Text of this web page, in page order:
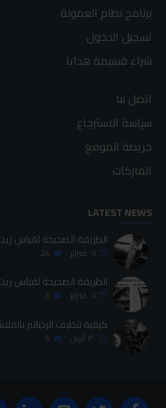
برنامج نظام العمولة
تسجيل الدخول
شراء قسيمة هدايا
اتصل بنا
سياسة الاسترجاع
خريطة الموقع
الماركات
LATEST NEWS
الطريقة الصحيحة لقياس
٠٧ فبراير 24
الطريقة الصحيحة لقياس
٠٧ فبراير 6
كيفية تنظيف الردياتير
٣٠ أبريل 5